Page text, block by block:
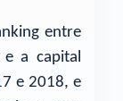
entre
e a capital
e 2018, e